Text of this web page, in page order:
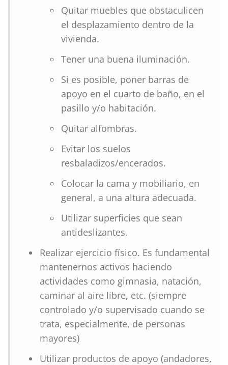
Quitar muebles que obstaculicen
el desplazamiento dentro de la
vivienda.
Tener una buena iluminación.
Si es posible, poner barras de
apoyo en el cuarto de baño, en el
pasillo y/o habitación.
Quitar alfombras.
Evitar los suelos
resbaladizos/encerados.
Colocar la cama y mobiliario, en
general, a una altura adecuada.
Utilizar superficies que sean
antideslizantes.
Realizar ejercicio físico. Es fundamental
mantenernos activos haciendo
actividades como gimnasia, natación,
caminar al aire libre, etc. (siempre
controlado y/o supervisado cuando se
trata, especialmente, de personas
mayores)
Utilizar productos de apoyo (andadores,